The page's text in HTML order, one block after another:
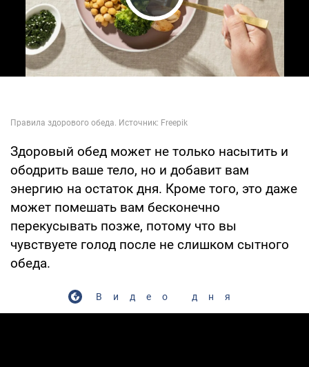
Play Video
Здоровый обед может не только насытить и
ободрить ваше тело, но и добавит вам
энергию на остаток дня. Кроме того, это даже
может помешать вам бесконечно
перекусывать позже, потому что вы
чувствуете голод после не слишком сытного
обеда.
Видео дня